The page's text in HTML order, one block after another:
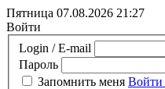
Пятница 07.08.2026 21:27
Войти
Login / E-mail
Пароль
Запомнить меня Войти